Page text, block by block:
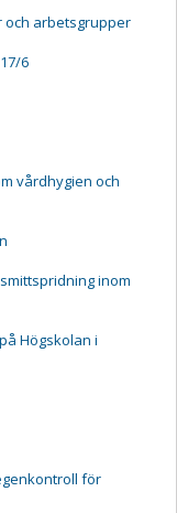
och arbetsgrupper
6
vårdhygien och
inom
Högskolan i
för